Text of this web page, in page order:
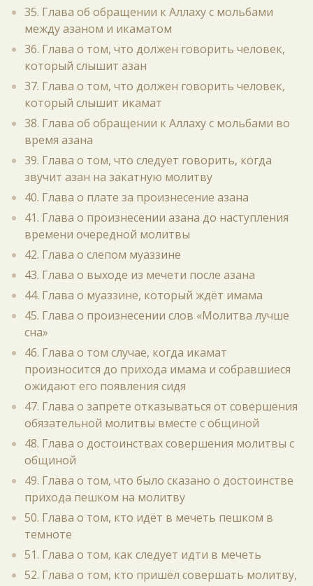
35. Глава об обращении к Аллаху с мольбами
между азаном и икаматом
36. Глава о том, что должен говорить человек,
который слышит азан
37. Глава о том, что должен говорить человек,
который слышит икамат
38. Глава об обращении к Аллаху с мольбами во
время азана
39. Глава о том, что следует говорить, когда
звучит азан на закатную молитву
40. Глава о плате за произнесение азана
41. Глава о произнесении азана до наступления
времени очередной молитвы
42. Глава о слепом муаззине
43. Глава о выходе из мечети после азана
44. Глава о муаззине, который ждёт имама
45. Глава о произнесении слов «Молитва лучше
сна»
46. Глава о том случае, когда икамат
произносится до прихода имама и собравшиеся
ожидают его появления сидя
47. Глава о запрете отказываться от совершения
обязательной молитвы вместе с общиной
48. Глава о достоинствах совершения молитвы с
общиной
49. Глава о том, что было сказано о достоинстве
прихода пешком на молитву
50. Глава о том, кто идёт в мечеть пешком в
темноте
51. Глава о том, как следует идти в мечеть
52. Глава о том, кто пришёл совершать молитву,